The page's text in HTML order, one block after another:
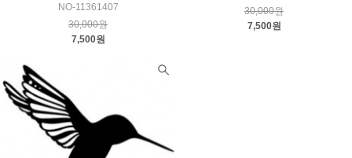
NO-11361407
30,000원
7,500원
30,000원
7,500원